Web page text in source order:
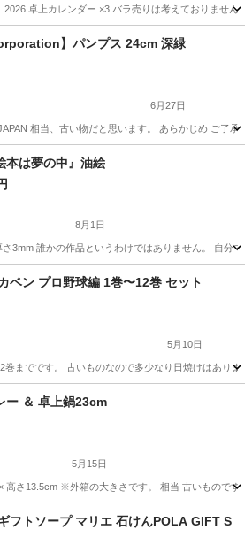
2026 卓上カレンダー ×3 バラ売りは考えておりませ
ノベルティグッズ 卓上カレンダー
】パンプス 24cm 深緑
6月27日
相当、古い物だと思います。 あらかじめ ご了
靴 需要
本は夢の中』油絵
8月1日
3mm 誰かの作品というわけではありません。 自分
その他 需要
ベン プロ野球編 1巻〜12巻 セット
5月10日
巻までです。 古いものなので多少なり日焼けはあり
マンガ、コミック、アニメ
ー ＆ 卓上鍋23cm
5月15日
高さ13.5cm ※外箱の大きさです。 相当 古いものです
需要
フトソープ マリエ 石けんPOLA GIFT S